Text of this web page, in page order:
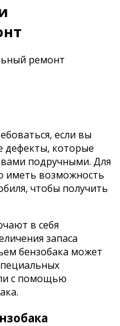
если вы
дефекты, которые
подручными. Для
иметь возможность
чтобы получить
в себя
запаса
бензобака может
с помощью